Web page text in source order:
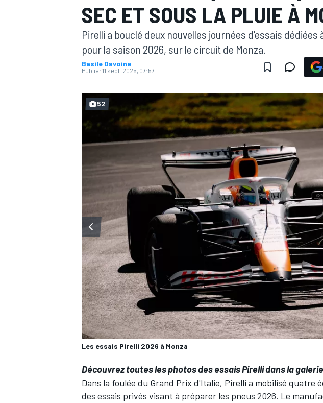
WRC
SEC ET SOUS LA PLUIE À
Pirelli a bouclé deux nouvelles journées d'essais
pour la saison 2026, sur le circuit de Monza.
Basile Davoine
Publié: 11 sept. 2025, 07:57
Les essais Pirelli 2026 à Monza
52
Découvrez toutes les photos des essais Pirelli dans la
Dans la foulée du Grand Prix d'Italie, Pirelli a mobilisé quatre
des essais privés visant à préparer les pneus 2026. Le